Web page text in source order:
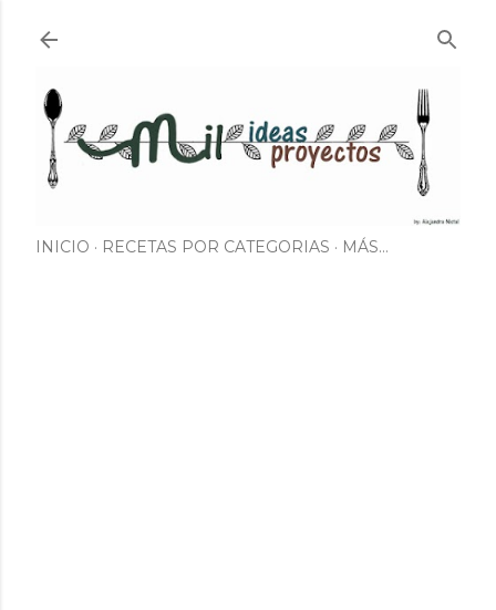
INICIO RECETAS POR CATEGORIAS MÁS…